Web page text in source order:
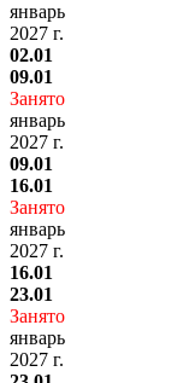
январь
2027 г.
02.01
09.01
Занято
январь
2027 г.
09.01
16.01
Занято
январь
2027 г.
16.01
23.01
Занято
январь
2027 г.